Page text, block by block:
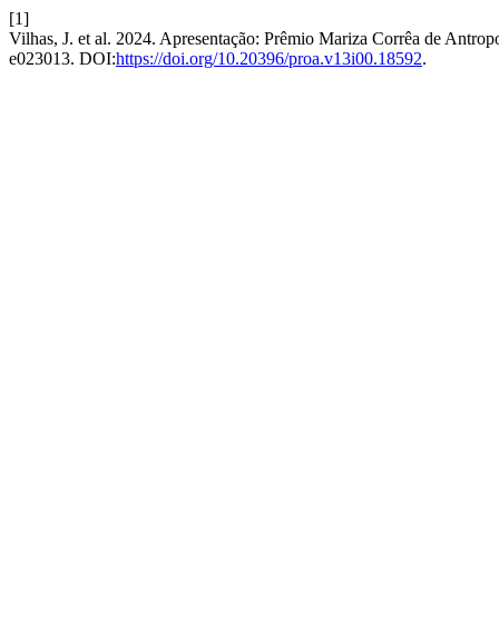
[1]
Vilhas, J. et al. 2024. Apresentação: Prêmio Mariza Corrêa de
e023013. DOI:https://doi.org/10.20396/proa.v13i00.18592.